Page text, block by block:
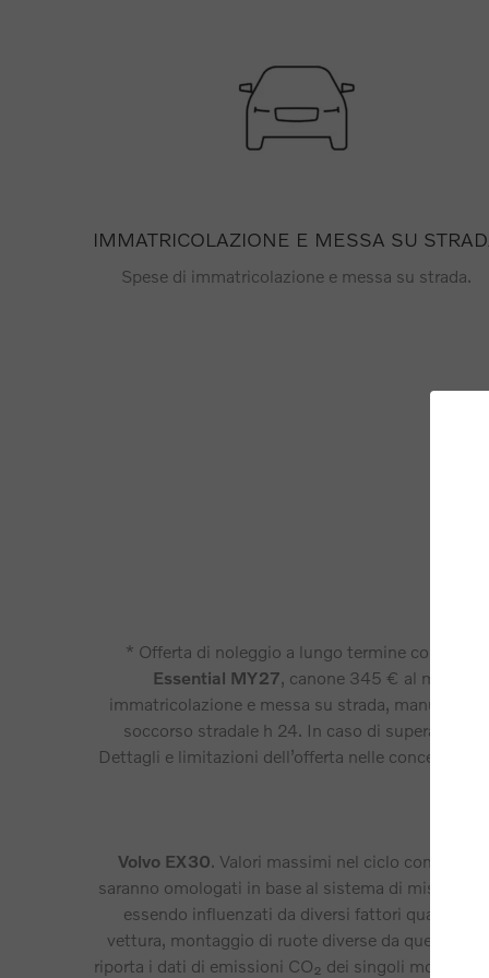
IMMATRICOLAZIONE E MESSA SU
Spese di immatricolazione e messa su strada.
* Offerta di noleggio a lungo termine con
Essential MY27, canone 345 € al mese,
immatricolazione e messa su strada,
soccorso stradale h 24. In caso di
Dettagli e limitazioni dell’offerta nelle
Volvo EX30. Valori massimi nel ciclo
saranno omologati in base al sistema di
essendo influenzati da diversi fattori quali:
vettura, montaggio di ruote diverse da quelle di
riporta i dati di emissioni CO₂ dei singoli modelli